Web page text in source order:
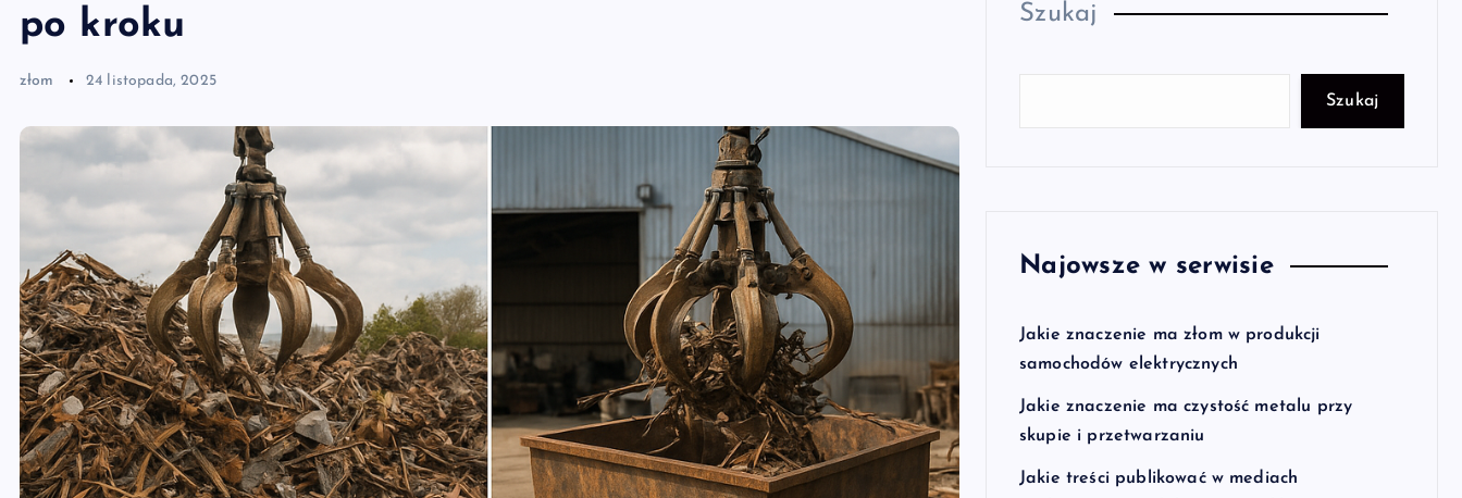
po kroku
złom 24 listopada, 2025
Szukaj
Szukaj
Najowsze w serwisie
Jakie znaczenie ma złom w produkcji
samochodów elektrycznych
Jakie znaczenie ma czystość metalu przy
skupie i przetwarzaniu
Jakie treści publikować w mediach